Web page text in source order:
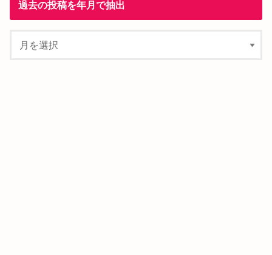
過去の投稿を年月で抽出